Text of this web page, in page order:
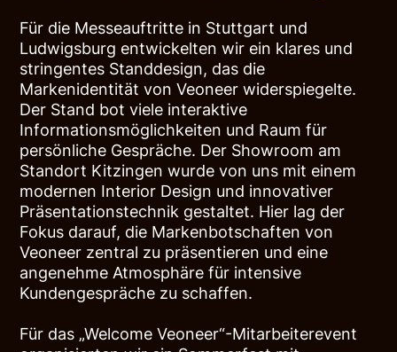
Für die Messeauftritte in Stuttgart und
Ludwigsburg entwickelten wir ein klares und
stringentes Standdesign, das die
Markenidentität von Veoneer widerspiegelte.
Der Stand bot viele interaktive
Informationsmöglichkeiten und Raum für
persönliche Gespräche. Der Showroom am
Standort Kitzingen wurde von uns mit einem
modernen Interior Design und innovativer
Präsentationstechnik gestaltet. Hier lag der
Fokus darauf, die Markenbotschaften von
Veoneer zentral zu präsentieren und eine
angenehme Atmosphäre für intensive
Kundengespräche zu schaffen.
Für das „Welcome Veoneer“-Mitarbeiterevent